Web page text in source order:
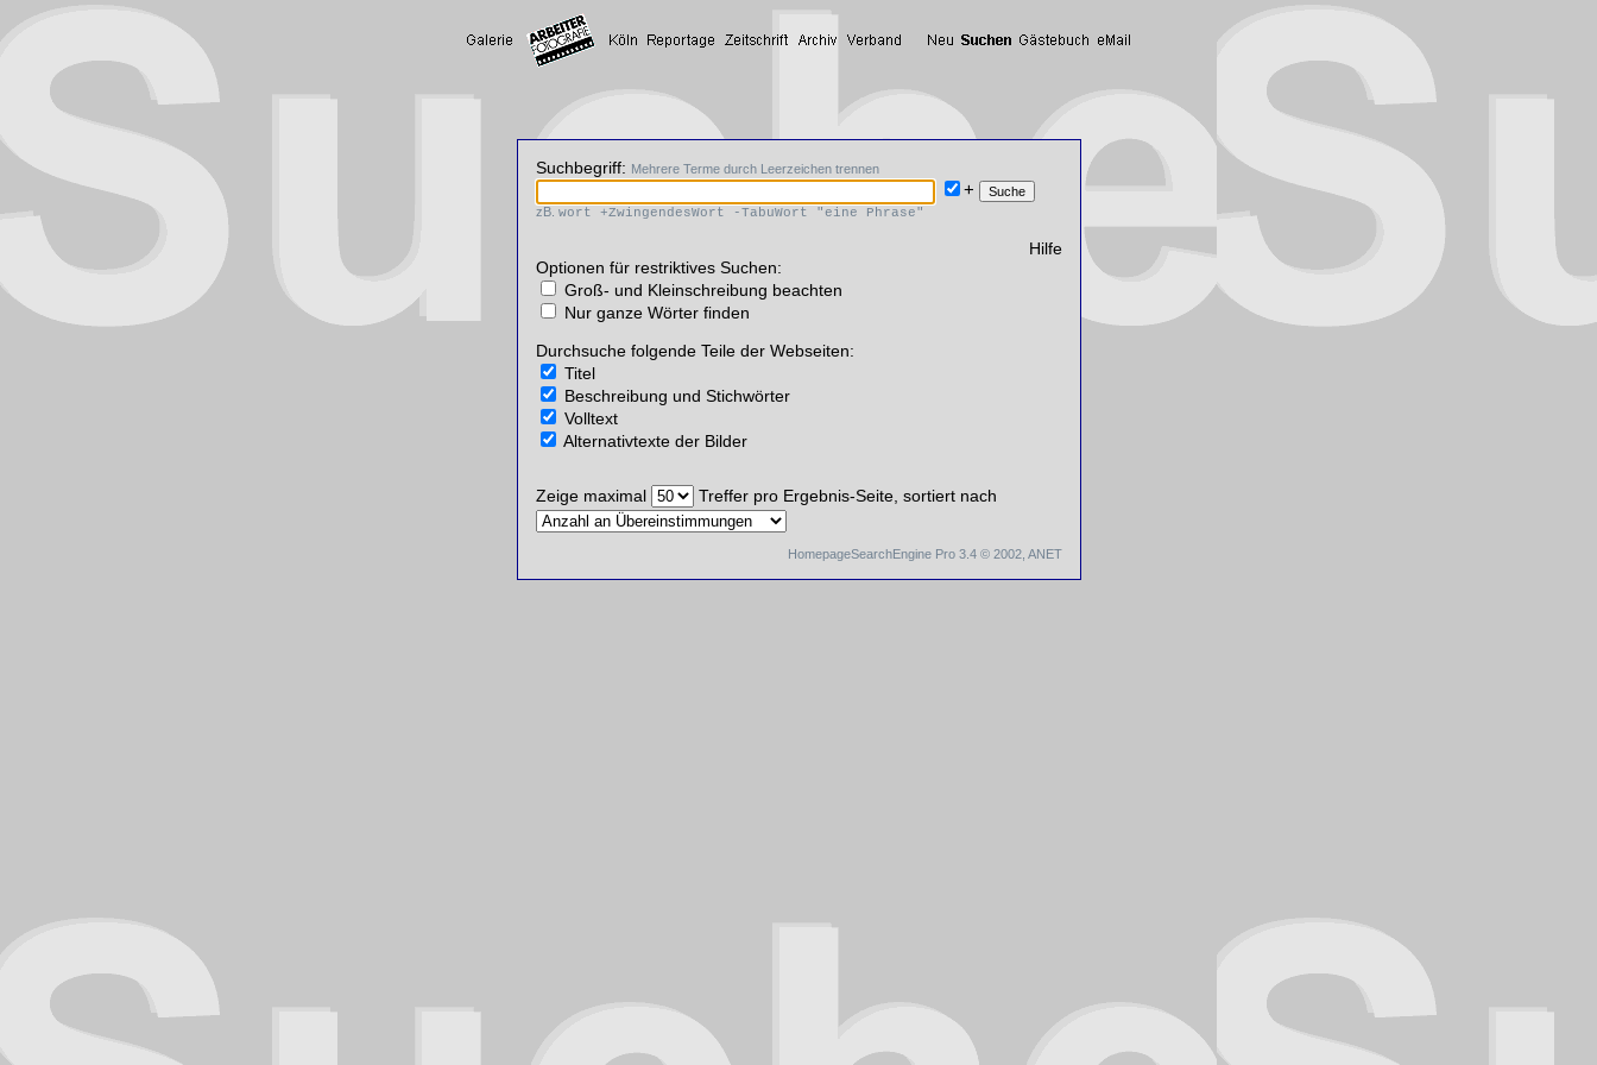
Suchbegriff: Mehrere Terme durch Leerzeichen trennen
+
zB. wort +ZwingendesWort -TabuWort "eine Phrase"
Hilfe
Optionen für restriktives Suchen:
Groß- und Kleinschreibung beachten
Nur ganze Wörter finden
Durchsuche folgende Teile der Webseiten:
Titel
Beschreibung und Stichwörter
Volltext
Alternativtexte der Bilder
Zeige maximal Treffer pro Ergebnis-Seite, sortiert nach
HomepageSearchEngine Pro 3.4© 2002, ANET